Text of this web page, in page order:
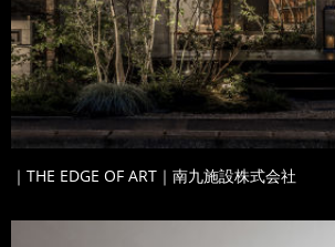
｜THE EDGE OF ART｜南九施設株式会社